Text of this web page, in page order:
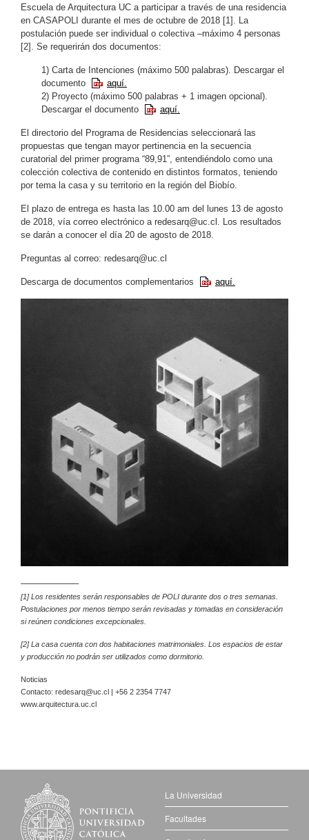
Escuela de Arquitectura UC a participar a través de una residencia
en CASAPOLI durante el mes de octubre de 2018 [1]. La
postulación puede ser individual o colectiva –máximo 4 personas
[2]. Se requerirán dos documentos:
1) Carta de Intenciones (máximo 500 palabras). Descargar el
documento
aquí.
2) Proyecto (máximo 500 palabras + 1 imagen opcional).
Descargar el documento
aquí.
El directorio del Programa de Residencias seleccionará las
propuestas que tengan mayor pertinencia en la secuencia
curatorial del primer programa “89,91”, entendiéndolo como una
colección colectiva de contenido en distintos formatos, teniendo
por tema la casa y su territorio en la región del Biobío.
El plazo de entrega es hasta las 10.00 am del lunes 13 de agosto
de 2018, vía correo electrónico a redesarq@uc.cl
. Los resultados
se darán a conocer el día 20 de agosto de 2018.
Preguntas al correo: redesarq@uc.cl
Descarga de documentos complementarios aquí.
––––––––––––
[1] Los residentes serán responsables de POLI durante dos o tres semanas.
Postulaciones por menos tiempo serán revisadas y tomadas en consideración
si reúnen condiciones excepcionales.
[2] La casa cuenta con dos habitaciones matrimoniales. Los espacios de estar
y producción no podrán ser utilizados como dormitorio.
Noticias
Contacto: redesarq@uc.cl | +56 2 2354 7747
www.arquitectura.uc.cl
La Universidad
Facultades